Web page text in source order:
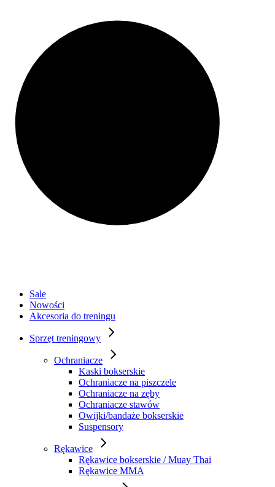
Sale
Nowości
Akcesoria do treningu
Sprzęt treningowy
Ochraniacze
Kaski bokserskie
Ochraniacze na piszczele
Ochraniacze na zęby
Ochraniacze stawów
Owijki/bandaże bokserskie
Suspensory
Rękawice
Rękawice bokserskie / Muay Thai
Rękawice MMA